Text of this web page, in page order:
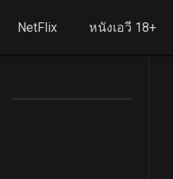
NetFlix หนังเอวี 18+